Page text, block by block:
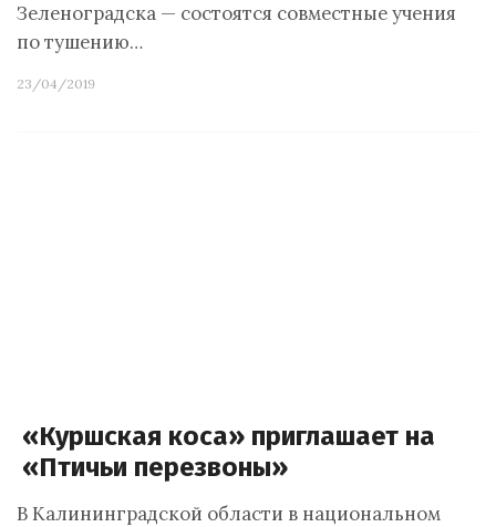
Зеленоградска — состоятся совместные учения
по тушению…
23/04/2019
«Куршская коса» приглашает на
«Птичьи перезвоны»
В Калининградской области в национальном